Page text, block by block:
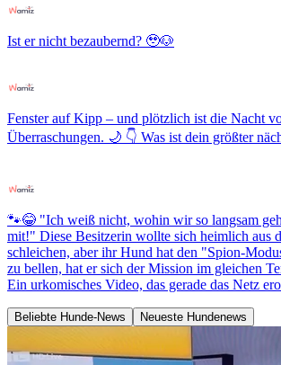
Ist er nicht bezaubernd? 🥹🐶
Fenster auf Kipp – und plötzlich ist die Nacht
Überraschungen. 🌙 👇 Was ist dein größter
🐾😂 "Ich weiß nicht, wohin wir so langsam
mit!" Diese Besitzerin wollte sich heimlich aus
schleichen, aber ihr Hund hat den "Spion-
zu bellen, hat er sich der Mission im gleichen
Ein urkomisches Video, das gerade das Netz
Beliebte Hunde-News Neueste Hundenews